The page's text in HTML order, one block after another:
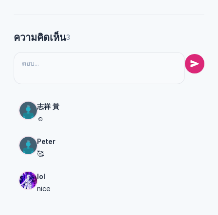
ความคิดเห็น3
志祥 黃
☺️
Peter
🥰
lol
nice